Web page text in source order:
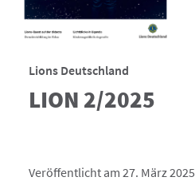
Lions Deutschland
LION 2/2025
Veröffentlicht am 27. März 2025